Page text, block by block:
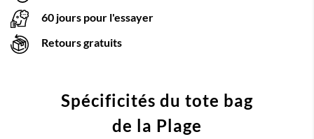
60 jours pour l'essayer
Retours gratuits
Spécificités du tote bag
de la Plage